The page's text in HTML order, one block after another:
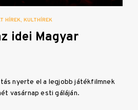
HÍREK KULTHÍREK
idei Magyar
nyerte el a legjobb játékfilmnek
vasárnap esti gáláján.